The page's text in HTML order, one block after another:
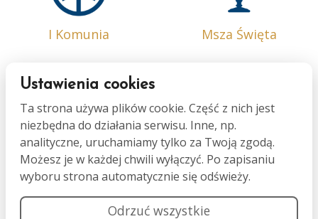
I Komunia Msza Święta
Bierzmowanie Małżeństwo
Ustawienia cookies
Ta strona używa plików cookie. Część z nich jest
niezbędna do działania serwisu. Inne, np.
analityczne, uruchamiamy tylko za Twoją zgodą.
Możesz je w każdej chwili wyłączyć. Po zapisaniu
wyboru strona automatycznie się odświeży.
Odrzuć wszystkie